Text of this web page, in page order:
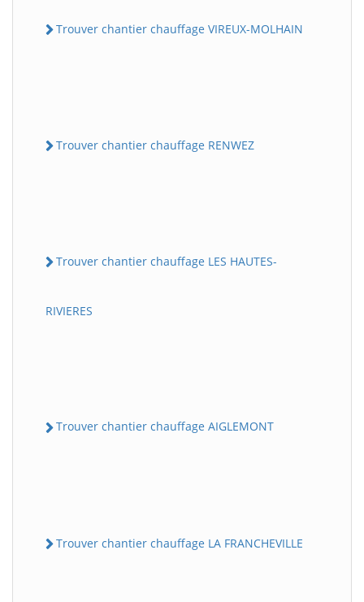
Trouver chantier chauffage VIREUX-MOLHAIN
Trouver chantier chauffage RENWEZ
Trouver chantier chauffage LES HAUTES-
RIVIERES
Trouver chantier chauffage AIGLEMONT
Trouver chantier chauffage LA FRANCHEVILLE